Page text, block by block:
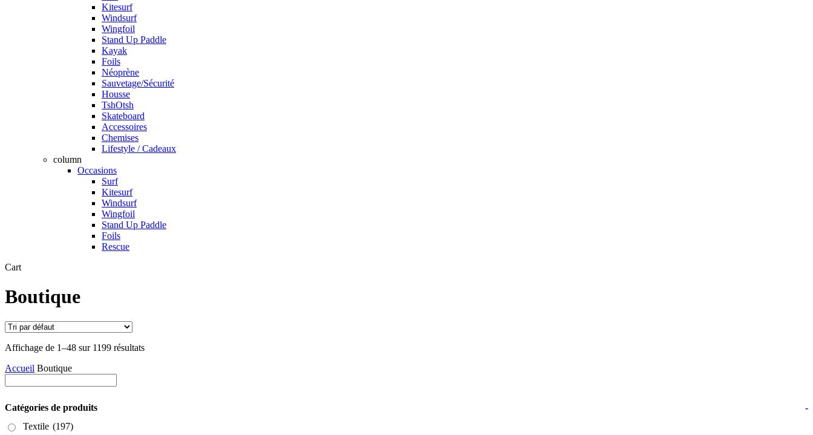
Kitesurf
Windsurf
Wingfoil
Stand Up Paddle
Kayak
Foils
Néoprène
Sauvetage/Sécurité
Housse
TshOtsh
Skateboard
Accessoires
Chemises
Lifestyle / Cadeaux
column
Occasions
Surf
Kitesurf
Windsurf
Wingfoil
Stand Up Paddle
Foils
Rescue
CartClose
Boutique
Affichage de 1–48 sur 1199 résultats
Accueil Boutique
Catégories de produits
-
Textile (197)